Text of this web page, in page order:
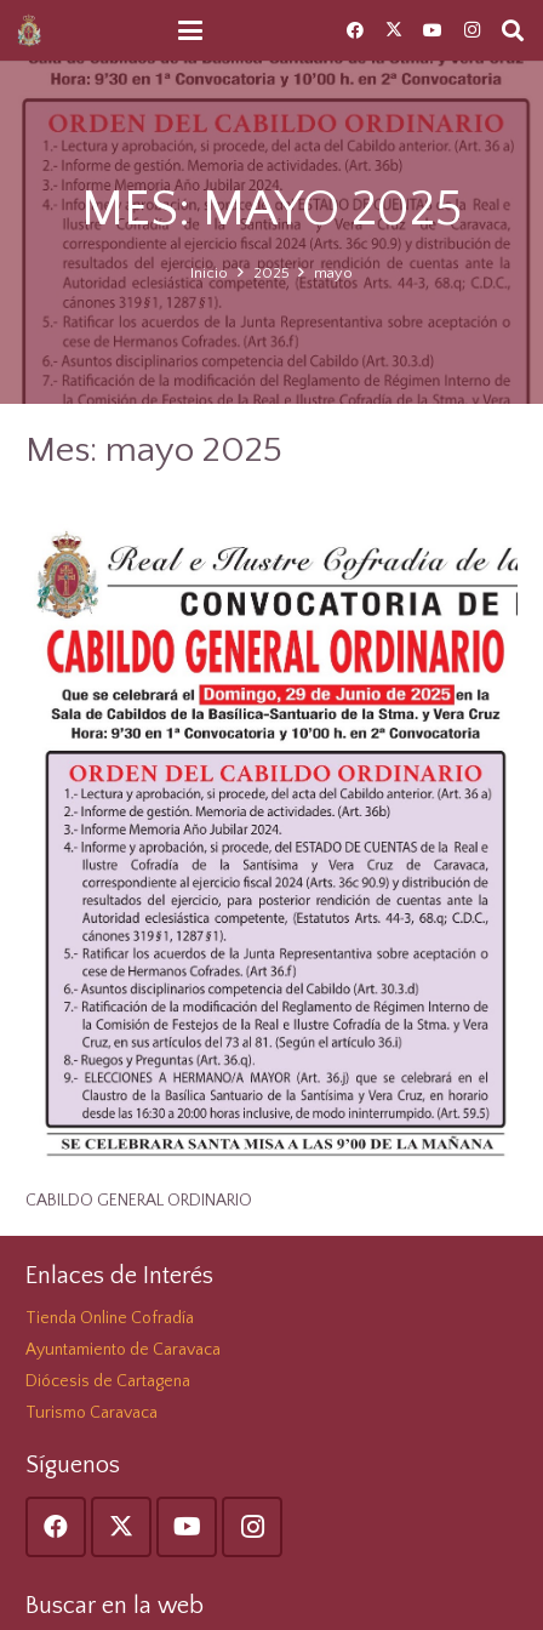
MES:MAYO 2025
Inicio 2025 mayo
Mes: mayo 2025
CABILDO GENERAL ORDINARIO
Enlaces de Interés
Tienda Online Cofradía
Ayuntamiento de Caravaca
Diócesis de Cartagena
Turismo Caravaca
Síguenos
Buscar en la web